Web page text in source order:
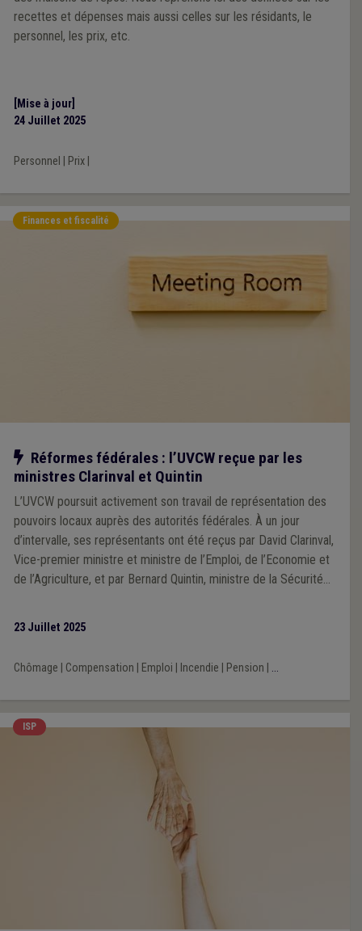
recettes et dépenses mais aussi celles sur les résidants, le
personnel, les prix, etc.
[Mise à jour]
24 Juillet 2025
Personnel Prix|
Finances et fiscalité
Notre action
Réformes fédérales : l’UVCW reçue par les
ministres Clarinval et Quintin
L’UVCW poursuit activement son travail de représentation des
pouvoirs locaux auprès des autorités fédérales. À un jour
d’intervalle, ses représentants ont été reçus par David Clarinval,
Vice-premier ministre et ministre de l’Emploi, de l’Economie et
de l’Agriculture, et par Bernard Quintin, ministre de la Sécurité
23 Juillet 2025
Chômage Compensation Emploi Incendie Pension ...
ISP